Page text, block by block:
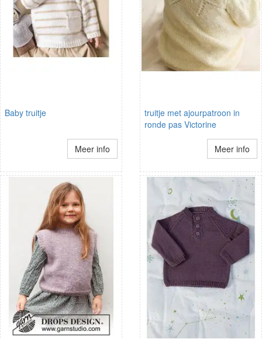
Baby truitje
Meer info
truitje met ajourpatroon in
ronde pas Victorine
Meer info